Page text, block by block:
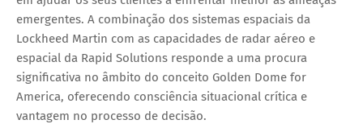
emergentes. A combinação dos sistemas espaciais da
Lockheed Martin com as capacidades de radar aéreo e
espacial da Rapid Solutions responde a uma procura
significativa no âmbito do conceito Golden Dome for
America, oferecendo consciência situacional crítica e
vantagem no processo de decisão.